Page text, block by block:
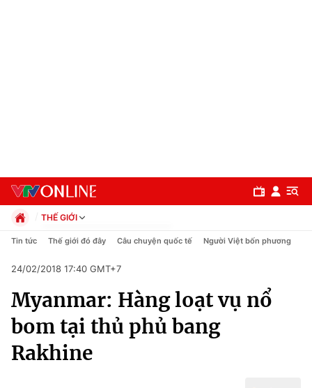
Chuyên mục
Chính trị
Xã hội
THẾ GIỚI
Chính trị
Pháp luật
Kinh tế
Thể thao
Truyền hình
Văn hóa - Giải trí
Tin tức Thế giới đó đây Câu chuyện quốc tế Người Việt bốn phương
24/02/2018 17:40 GMT+7
Myanmar: Hàng loạt vụ nổ
bom tại thủ phủ bang
Rakhine